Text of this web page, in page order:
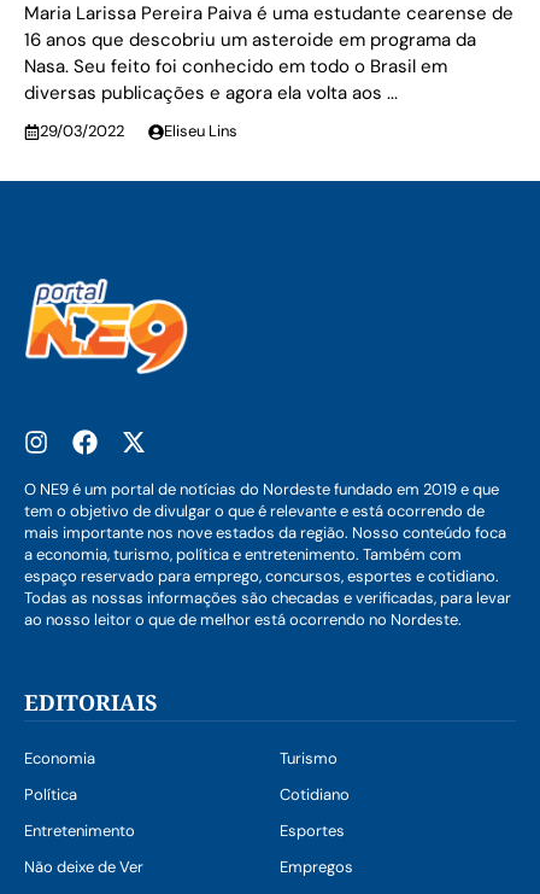
Maria Larissa Pereira Paiva é uma estudante cearense de
16 anos que descobriu um asteroide em programa da
Nasa. Seu feito foi conhecido em todo o Brasil em
diversas publicações e agora ela volta aos ...
29/03/2022 Eliseu Lins
O NE9 é um portal de notícias do Nordeste fundado em 2019 e que
tem o objetivo de divulgar o que é relevante e está ocorrendo de
mais importante nos nove estados da região. Nosso conteúdo foca
a economia, turismo, política e entretenimento. Também com
espaço reservado para emprego, concursos, esportes e cotidiano.
Todas as nossas informações são checadas e verificadas, para levar
ao nosso leitor o que de melhor está ocorrendo no Nordeste.
EDITORIAIS
Economia
Turismo
Política
Cotidiano
Entretenimento
Esportes
Não deixe de Ver
Empregos